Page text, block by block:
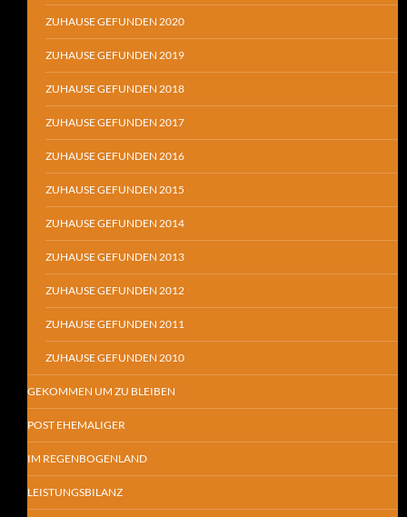
ZUHAUSE GEFUNDEN 2020
ZUHAUSE GEFUNDEN 2019
ZUHAUSE GEFUNDEN 2018
ZUHAUSE GEFUNDEN 2017
ZUHAUSE GEFUNDEN 2016
ZUHAUSE GEFUNDEN 2015
ZUHAUSE GEFUNDEN 2014
ZUHAUSE GEFUNDEN 2013
ZUHAUSE GEFUNDEN 2012
ZUHAUSE GEFUNDEN 2011
ZUHAUSE GEFUNDEN 2010
GEKOMMEN UM ZU BLEIBEN
POST EHEMALIGER
IM REGENBOGENLAND
LEISTUNGSBILANZ